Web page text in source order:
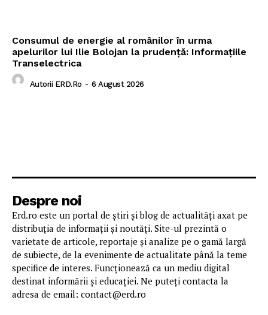
Consumul de energie al românilor în urma
apelurilor lui Ilie Bolojan la prudență: Informațiile
Transelectrica
Autorii ERD.ro - 6 August 2026
Despre noi
Erd.ro este un portal de știri și blog de actualități axat pe
distribuția de informații și noutăți. Site-ul prezintă o
varietate de articole, reportaje și analize pe o gamă largă
de subiecte, de la evenimente de actualitate până la teme
specifice de interes. Funcționează ca un mediu digital
destinat informării și educației. Ne puteți contacta la
adresa de email: contact@erd.ro